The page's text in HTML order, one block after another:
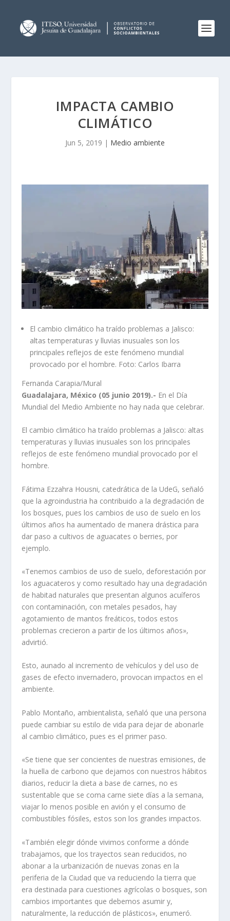
IMPACTA CAMBIO
CLIMÁTICO
Jun 5, 2019 | Medio ambiente
El cambio climático ha traído problemas a Jalisco:
altas temperaturas y lluvias inusuales son los
principales reflejos de este fenómeno mundial
provocado por el hombre. Foto: Carlos Ibarra
Fernanda Carapia/Mural
Guadalajara, México (05 junio 2019).- En el Día
Mundial del Medio Ambiente no hay nada que celebrar.
El cambio climático ha traído problemas a Jalisco: altas
temperaturas y lluvias inusuales son los principales
reflejos de este fenómeno mundial provocado por el
hombre.
Fátima Ezzahra Housni, catedrática de la UdeG, señaló
que la agroindustria ha contribuido a la degradación de
los bosques, pues los cambios de uso de suelo en los
últimos años ha aumentado de manera drástica para
dar paso a cultivos de aguacates o berries, por
ejemplo.
«Tenemos cambios de uso de suelo, deforestación por
los aguacateros y como resultado hay una degradación
de habitad naturales que presentan algunos acuíferos
con contaminación, con metales pesados, hay
agotamiento de mantos freáticos, todos estos
problemas crecieron a partir de los últimos años»,
advirtió.
Esto, aunado al incremento de vehículos y del uso de
gases de efecto invernadero, provocan impactos en el
ambiente.
Pablo Montaño, ambientalista, señaló que una persona
puede cambiar su estilo de vida para dejar de abonarle
al cambio climático, pues es el primer paso.
«Se tiene que ser concientes de nuestras emisiones, de
la huella de carbono que dejamos con nuestros hábitos
diarios, reducir la dieta a base de carnes, no es
sustentable que se coma carne siete días a la semana,
viajar lo menos posible en avión y el consumo de
combustibles fósiles, estos son los grandes impactos.
«También elegir dónde vivimos conforme a dónde
trabajamos, que los trayectos sean reducidos, no
abonar a la urbanización de nuevas zonas en la
periferia de la Ciudad que va reduciendo la tierra que
era destinada para cuestiones agrícolas o bosques, son
cambios importantes que debemos asumir y,
naturalmente, la reducción de plásticos», enumeró.